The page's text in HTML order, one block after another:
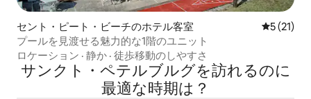
セント・ピート・ビーチのホテル客室 レビュー
5 (21)
プールを見渡せる魅力的な1階のユニット
ロケーション · 静か · 徒歩移動のしやすさ
サンクト・ペテルブルグを訪⁠れ⁠るの⁠に
最⁠適⁠な時⁠期⁠は⁠？